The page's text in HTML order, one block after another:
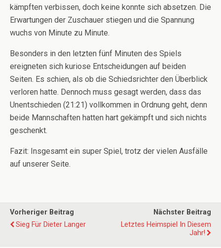
kämpften verbissen, doch keine konnte sich absetzen. Die
Erwartungen der Zuschauer stiegen und die Spannung
wuchs von Minute zu Minute.
Besonders in den letzten fünf Minuten des Spiels
ereigneten sich kuriose Entscheidungen auf beiden
Seiten. Es schien, als ob die Schiedsrichter den Überblick
verloren hatte. Dennoch muss gesagt werden, dass das
Unentschieden (21:21) vollkommen in Ordnung geht, denn
beide Mannschaften hatten hart gekämpft und sich nichts
geschenkt.
Fazit: Insgesamt ein super Spiel, trotz der vielen Ausfälle
auf unserer Seite.
Vorheriger Beitrag
Sieg Für Dieter Langer
Nächster Beitrag
Letztes Heimspiel In Diesem
Jahr!